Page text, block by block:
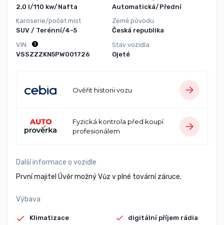
2,0 l/110 kw/Nafta
Karoserie/počet míst
SUV / Terénní/4-5
Automatická/Přední
Země původu
Česká republika
VIN
VSSZZZKN5PW001726
Stav vozidla
Ojeté
Ověřit historii vozu
Fyzická kontrola před koupí
profesionálem
Další informace o vozidle
První majitel Úvěr možný Vůz v plné tovární záruce.
Výbava
Klimatizace
digitální příjem rádia